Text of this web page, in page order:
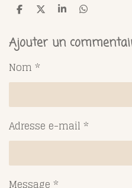
P
t
a
e
r
P
t
a
r
P
t
a
r
P
t
a
r
Ajouter un
Nom *
Adresse e-mail *
Message *